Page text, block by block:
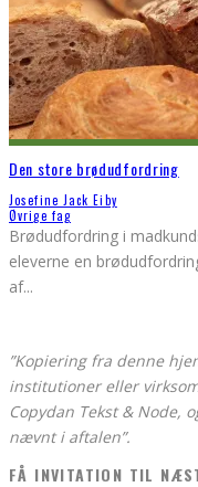
Den store brødudfordring
Josefine Jack Eiby
Øvrige fag
Brødudfordring i
eleverne en
af...
”Kopiering fra denne
institutioner eller
Copydan Tekst & Node,
nævnt i aftalen”.
FÅ INVITATION TIL